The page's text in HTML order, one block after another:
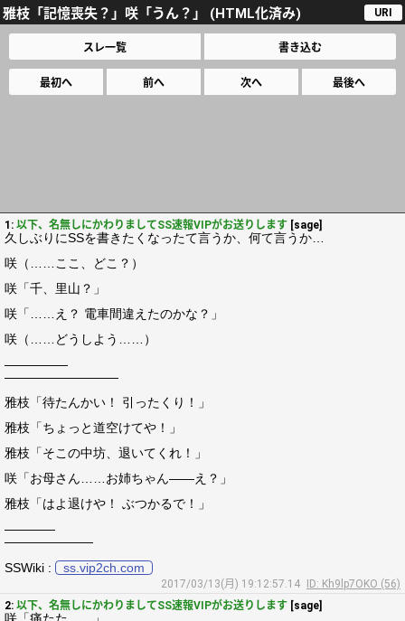
雅枝「記憶喪失？」咲「うん？」 (HTML化済み) URI
スレ一覧 書き込む
最初へ 前へ 次へ 最後へ
1: 以下、名無しにかわりましてSS速報VIPがお送りします [sage]
久しぶりにSSを書きたくなったて言うか、何て言うか…
咲（……ここ、どこ？）
咲「千、里山？」
咲「……え？ 電車間違えたのかな？」
咲（……どうしよう……）
―――――
―――――――――
雅枝「待たんかい！ 引ったくり！」
雅枝「ちょっと道空けてや！」
雅枝「そこの中坊、退いてくれ！」
咲「お母さん……お姉ちゃん――え？」
雅枝「はよ退けや！ ぶつかるで！」
――――
―――――――
SSWiki :
ss.vip2ch.com
2017/03/13(月) 19:12:57.14
ID: Kh9lp7OKO (56)
2: 以下、名無しにかわりましてSS速報VIPがお送りします [sage]